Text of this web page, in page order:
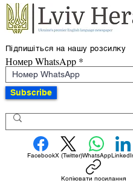
Підпишіться на нашу розсилку
Номер WhatsApp
Subscribe
FacebookX (Twitter)WhatsApp
Копіювати посилання